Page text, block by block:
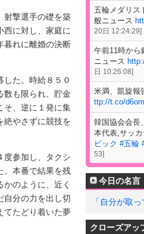
射撃選手の礎を築
西に対し、家庭に
暮れに離婚の決断
た。時給８５０
数も限られ、貯金
そ、逆に１発に集
絶やさずに競技を
参加し、タクシ
。本番で結果を残
のように、近く
自分の力を出し切
てたどり着いた夢
五輪メダリス
般ニュース
20日 12:24:29]
午前11時から
ニュース
日 10:26:08]
米満、凱旋報
ttp://t.co/
韓国協会会
本代表,サッカ
ピック #五輪
53]
今日の名言
「自分が取
クローズアッ